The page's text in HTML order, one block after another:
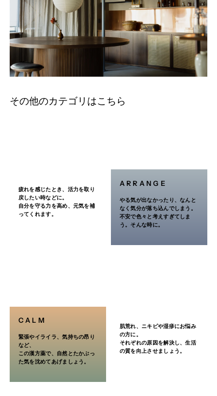
硬
化
症
３．１ヵ月位服用しても症状がよくならない場合は服用を中止し、この文
書を持って医師、薬剤師または登録販売者に相談してください
４．長期連用する場合には、医師、薬剤師または登録販売者に相談してく
効能・効果
年齢
大人（15才以上） 1包
2/3包
小児に服用させる場合には、保護者の指導監督のもとに服用させてくださ
い。
成分・分量
本品1日量 …………〔3包（1包 2ｇ）〕 中
荊芥連翹湯水製エキス … 1.9ｇ
ト ウ キ……… 0.9ｇ キ ジ ツ…………… 0.9ｇ
ケイガイ……… 0.9ｇ サンシシ…………… 0.9ｇ
その他のカテゴリはこちら
疲れを感じたとき、活力を取り
戻したい時などに。
自分を守る力を高め、元気を補
ってくれます。
ARRANGE
やる気が出なかったり、なんと
なく気分が落ち込んでしまう。
不安で色々と考えすぎてしま
う。そんな時に。
CALM
緊張やイライラ、気持ちの昂り
など、
この漢方薬で、自然とたかぶっ
た気を沈めてあげましょう。
肌荒れ、ニキビや湿疹にお悩み
の方に。
それぞれの原因を解決し、生活
の質を向上させましょう。